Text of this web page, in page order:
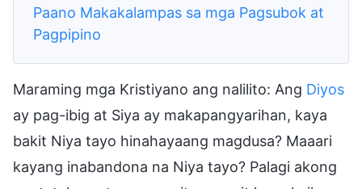
Paano Makakalampas sa mga Pagsubok at
Pagpipino
Maraming mga Kristiyano ang nalilito: Ang Diyos
ay pag-ibig at Siya ay makapangyarihan, kaya
bakit Niya tayo hinahayaang magdusa? Maaari
kayang inabandona na Niya tayo? Palagi akong